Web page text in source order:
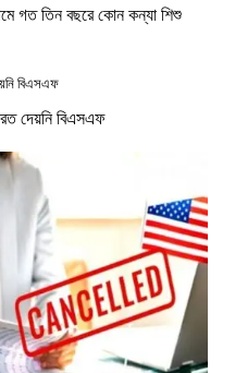
গত তিন বছরে কোন কন্যা শিশু
দেয়নি বিএসএফ